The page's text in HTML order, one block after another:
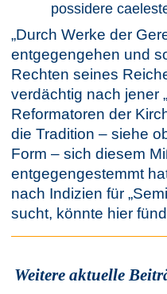
possidere
„Durch Werke der
entgegengehen und
Rechten seines
verdächtig nach jener
Reformatoren der
die Tradition – siehe
Form – sich diesem
entgegengestemmt
nach Indizien für
sucht, könnte hier
Weitere aktuelle